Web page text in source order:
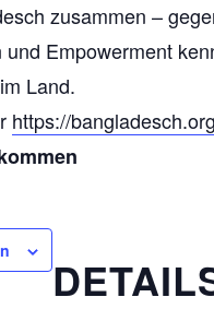
zusammen –
Empowerment
Land.
https://